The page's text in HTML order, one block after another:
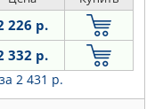
226 р.
332 р.
за 2 431 р.